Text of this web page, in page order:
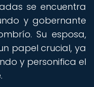
se encuentra
y gobernante
Su esposa,
papel crucial, ya
y personifica el